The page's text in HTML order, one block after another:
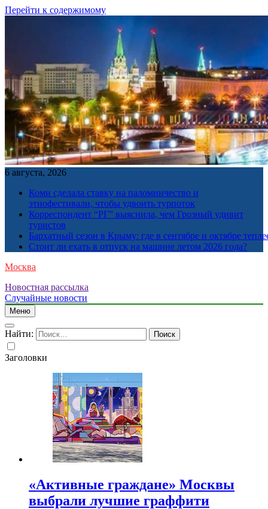
Перейти к содержимому
6 августа, 2026
Коми сделала ставку на паломничество и
этнофестивали, чтобы удвоить турпоток
Корреспондент “РГ” выяснила, чем Грозный удивит
туристов
Бархатный сезон в Крыму: где в сентябре и октябре
Стоит ли ехать в отпуск на машине летом 2026 года?
Москва
Новостная рассылка
Случайные новости
Меню
Найти:
Заголовки
«Активные граждане» Москвы
выбрали лучшие граффити